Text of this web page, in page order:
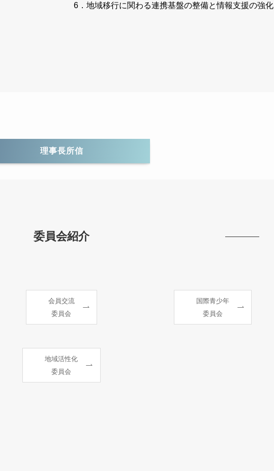
6．地域移行に関わる連携基盤の整備と情報支援の強化
理事長所信
委員会紹介
会員交流
委員会
国際青少年
委員会
地域活性化
委員会